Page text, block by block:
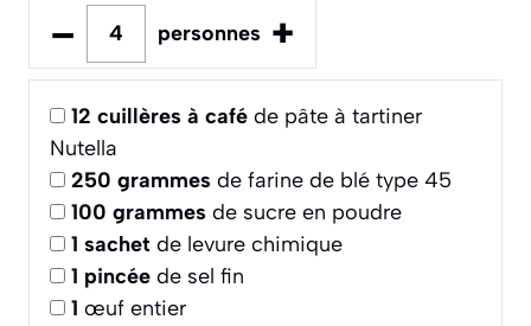
– personnes +
12 cuillères à café de pâte à tartiner
Nutella
250 grammes de farine de blé type 45
100 grammes de sucre en poudre
1 sachet de levure chimique
1 pincée de sel fin
1 œuf entier